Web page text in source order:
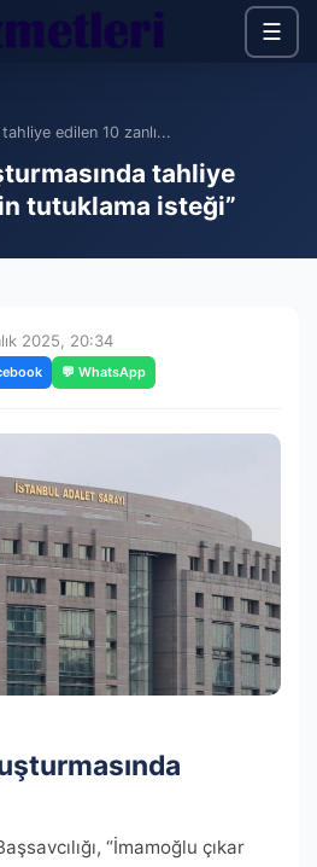
☰
edilen 10 zanlı...
tahliye
tutuklama isteği”
2025, 20:34
💬 WhatsApp
“İmamoğlu çıkar